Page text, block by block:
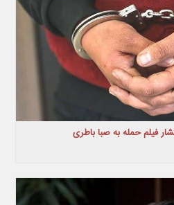
فیلم حمله به صبا باطری